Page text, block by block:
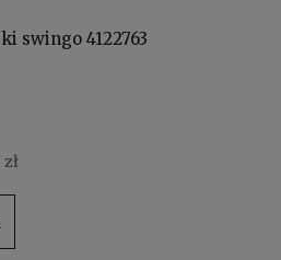
swingo 4122763